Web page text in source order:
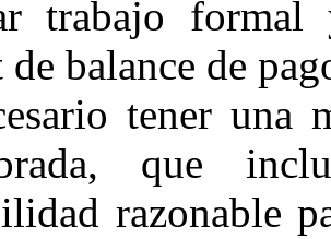
trabajo
balance de
tener una
que
razonable